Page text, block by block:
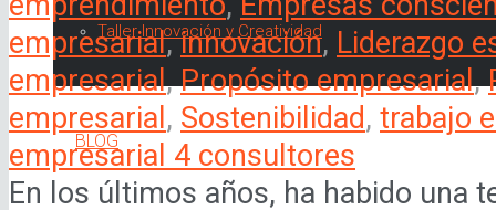
Taller Innovación y Creatividad
BLOG
empresarial,innovación, Liderazgo
empresarial,Propósito empresarial,
empresarial , Sostenibilidad, trabajo
empresarial 4 consultores
En los últimos años, ha habido una